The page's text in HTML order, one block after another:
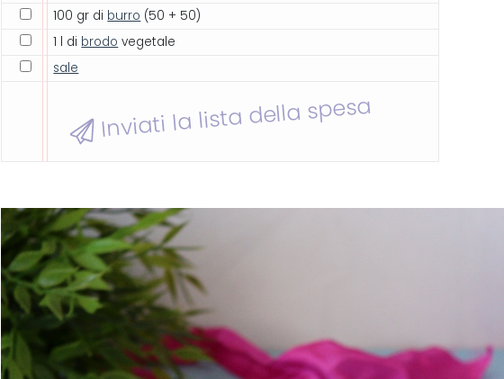
100 gr di burro (50 + 50)
1 l di brodo vegetale
sale
Inviati la lista della spesa